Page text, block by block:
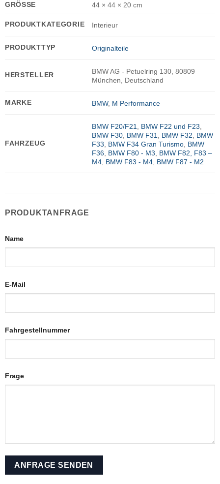
GRÖSSE
44 × 44 × 20 cm
PRODUKTKATEGORIE Interieur
PRODUKTTYP Originalteile
HERSTELLER
BMW AG - Petuelring 130, 80809
München, Deutschland
MARKE BMW, M Performance
FAHRZEUG
BMW F20/F21 BMW F22 und F23
BMW F30, BMW F31 BMW F32
BMW
F33
BMW F34 Gran Turismo, BMW
F36, BMW F80 - M3
BMW F82, F83 –
M4, BMW F83 - M4, BMW F87 - M2
PRODUKTANFRAGE
Name
E-Mail
Fahrgestellnummer
Frage